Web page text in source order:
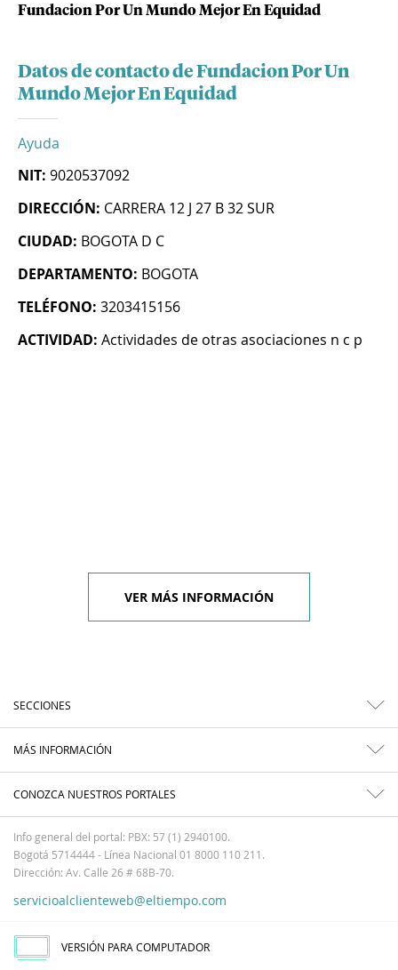
Fundacion Por Un Mundo Mejor En Equidad
Datos de contacto de Fundacion Por Un
Mundo Mejor En Equidad
Ayuda
NIT: 9020537092
DIRECCIÓN: CARRERA 12 J 27 B 32 SUR
CIUDAD: BOGOTA D C
DEPARTAMENTO: BOGOTA
TELÉFONO: 3203415156
ACTIVIDAD: Actividades de otras asociaciones n c p
VER MÁS INFORMACIÓN
SECCIONES
MÁS INFORMACIÓN
CONOZCA NUESTROS PORTALES
Info general del portal: PBX: 57 (1) 2940100.
Bogotá 5714444 - Línea Nacional 01 8000 110 211.
Dirección: Av. Calle 26 # 68B-70.
servicioalclienteweb@eltiempo.com
VERSIÓN PARA COMPUTADOR